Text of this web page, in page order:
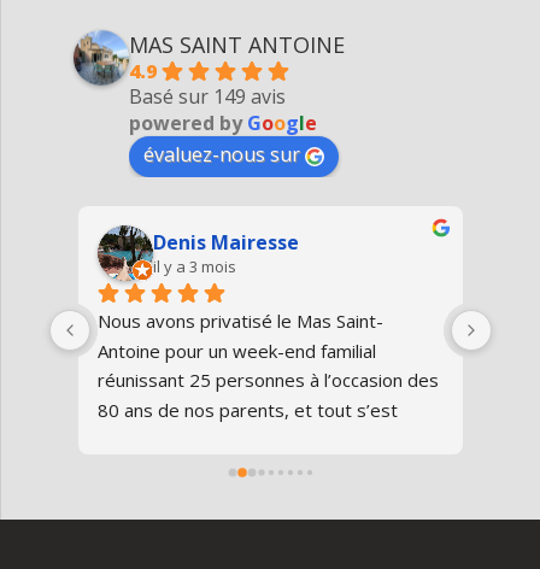
MAS SAINT ANTOINE
4.9
Basé sur 149 avis
powered byGoogle
évaluez-nous sur
Denis Mairesse
il y a 3 mois
Nous avons privatisé le Mas Saint-
Antoine pour un week-end familial
réunissant 25 personnes à l’occasion des
80 ans de nos parents, et tout s’est
domaine est superbe, très bien